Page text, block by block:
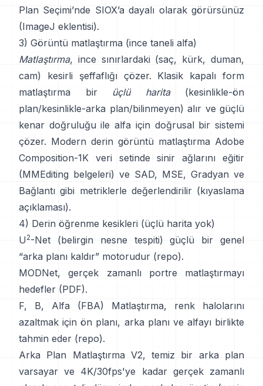
Plan Seçimi’nde SIOX’a dayalı olarak görürsünüz
(ImageJ eklentisi).
3) Görüntü matlaştırma (ince taneli alfa)
Matlaştırma, ince sınırlardaki (saç, kürk, duman,
cam) kesirli şeffaflığı çözer. Klasik kapalı form
matlaştırma
bir üçlü harita(kesinlikle-ön
plan/kesinlikle-arka plan/bilinmeyen) alır ve güçlü
kenar doğruluğu ile alfa için doğrusal bir sistemi
çözer. Modern derin görüntü matlaştırma Adobe
Composition-1K veri setinde sinir ağlarını eğitir
(MMEditing belgeleri) ve SAD, MSE, Gradyan ve
Bağlantı gibi metriklerle değerlendirilir (kıyaslama
açıklaması).
4) Derin öğrenme kesikleri (üçlü harita yok)
U2-Net (belirgin nesne tespiti) güçlü bir genel
“arka planı kaldır” motorudur (repo).
MODNet, gerçek zamanlı portre matlaştırmayı
hedefler (PDF).
F, B, Alfa (FBA) Matlaştırma, renk halolarını
azaltmak için ön planı, arka planı ve alfayı birlikte
tahmin eder (repo).
Arka Plan Matlaştırma V2, temiz bir arka plan
varsayar ve 4K/30fps'ye kadar gerçek zamanlı